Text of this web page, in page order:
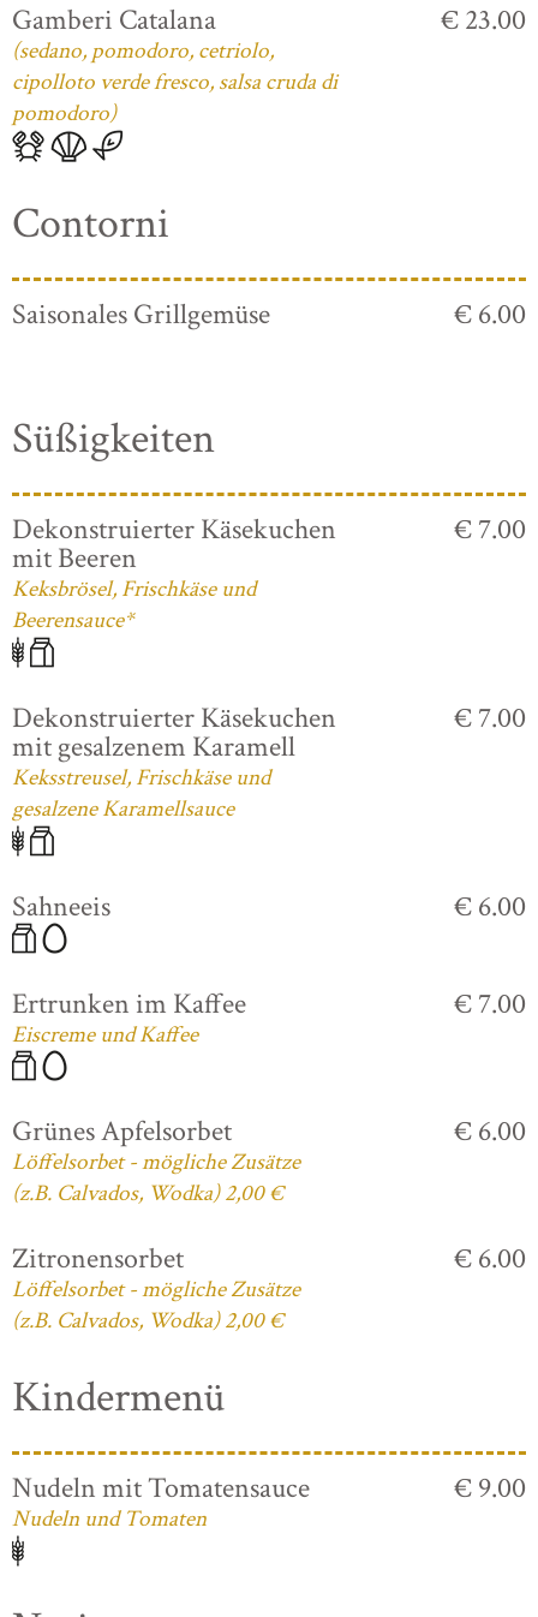
Gamberi Catalana
(sedano, pomodoro, cetriolo,
cipolloto verde fresco, salsa cruda di
pomodoro)
€ 23.00
Contorni
Saisonales Grillgemüse € 6.00
Süßigkeiten
Dekonstruierter Käsekuchen
mit Beeren
Keksbrösel, Frischkäse und
Beerensauce*
€ 7.00
Dekonstruierter Käsekuchen
mit gesalzenem Karamell
Keksstreusel, Frischkäse und
gesalzene Karamellsauce
€ 7.00
Sahneeis € 6.00
Ertrunken im Kaffee
Eiscreme und Kaffee
€ 7.00
Grünes Apfelsorbet
Löffelsorbet - mögliche Zusätze
(z.B. Calvados, Wodka) 2,00 €
€ 6.00
Zitronensorbet
Löffelsorbet - mögliche Zusätze
(z.B. Calvados, Wodka) 2,00 €
€ 6.00
Kindermenü
Nudeln mit Tomatensauce
Nudeln und Tomaten
€ 9.00